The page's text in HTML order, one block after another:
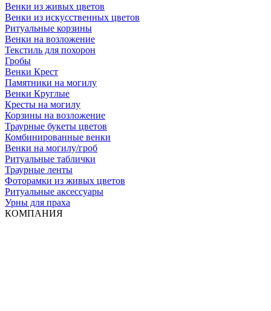
Венки из живых цветов
Венки из искусственных цветов
Ритуальные корзины
Венки на возложение
Текстиль для похорон
Гробы
Венки Крест
Памятники на могилу
Венки Круглые
Кресты на могилу
Корзины на возложение
Траурные букеты цветов
Комбинированные венки
Венки на могилу/гроб
Ритуальные таблички
Траурные ленты
Фоторамки из живых цветов
Ритуальные аксессуары
Урны для праха
КОМПАНИЯ